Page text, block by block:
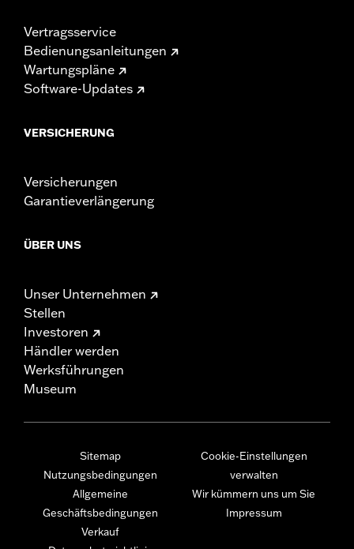
Vertragsservice
Bedienungsanleitungen
Wartungspläne
Software-Updates
VERSICHERUNG
Versicherungen
Garantieverlängerung
ÜBER UNS
Unser Unternehmen
Stellen
Investoren
Händler werden
Werksführungen
Museum
Sitemap
Nutzungsbedingungen
Allgemeine
Geschäftsbedingungen
Verkauf
Cookie-Einstellungen
verwalten
Wir kümmern uns um Sie
Impressum